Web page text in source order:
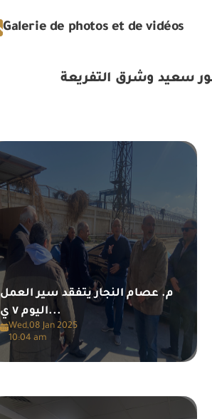
Galerie de photos et de vidéos
م. عصام النجار يتفقد سير العمل
اليوم ٧ ي...
Wed,08 Jan 2025
10:04 am